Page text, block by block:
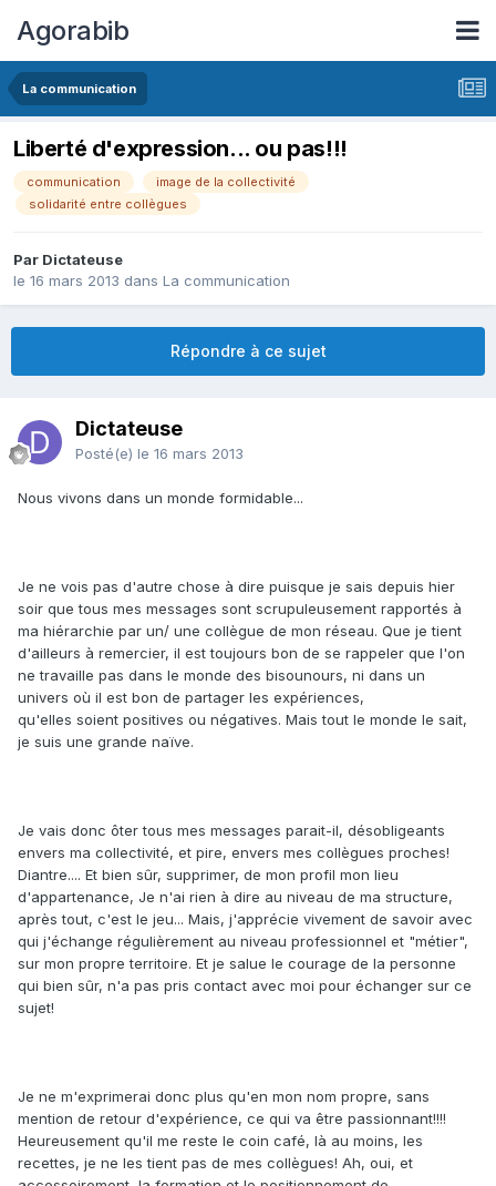
Agorabib
La communication
Liberté d'expression... ou pas!!!
communication
image de la collectivité
solidarité entre collègues
Par Dictateuse
le 16 mars 2013 dans La communication
Répondre à ce sujet
Dictateuse
Posté(e) le 16 mars 2013
Nous vivons dans un monde formidable...
Je ne vois pas d'autre chose à dire puisque je sais depuis hier
soir que tous mes messages sont scrupuleusement rapportés à
ma hiérarchie par un/ une collègue de mon réseau. Que je tient
d'ailleurs à remercier, il est toujours bon de se rappeler que l'on
ne travaille pas dans le monde des bisounours, ni dans un
univers où il est bon de partager les expériences,
qu'elles soient positives ou négatives. Mais tout le monde le sait,
je suis une grande naïve.
Je vais donc ôter tous mes messages parait-il, désobligeants
envers ma collectivité, et pire, envers mes collègues proches!
Diantre.... Et bien sûr, supprimer, de mon profil mon lieu
d'appartenance, Je n'ai rien à dire au niveau de ma structure,
après tout, c'est le jeu... Mais, j'apprécie vivement de savoir avec
qui j'échange régulièrement au niveau professionnel et "métier",
sur mon propre territoire. Et je salue le courage de la personne
qui bien sûr, n'a pas pris contact avec moi pour échanger sur ce
sujet!
Je ne m'exprimerai donc plus qu'en mon nom propre, sans
mention de retour d'expérience, ce qui va être passionnant!!!!
Heureusement qu'il me reste le coin café, là au moins, les
recettes, je ne les tient pas de mes collègues! Ah, oui, et